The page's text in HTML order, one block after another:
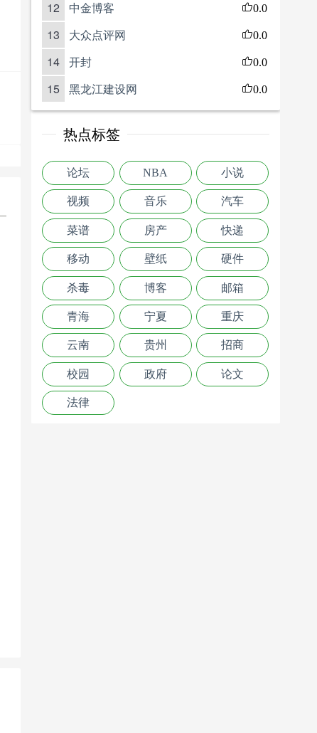
12 中金博客 0.0
13 大众点评网 0.0
14 开封 0.0
15 黑龙江建设网 0.0
热点标签
论坛 NBA 小说
视频 音乐 汽车
菜谱 房产 快递
移动 壁纸 硬件
杀毒 博客 邮箱
青海 宁夏 重庆
云南 贵州 招商
校园 政府 论文
法律